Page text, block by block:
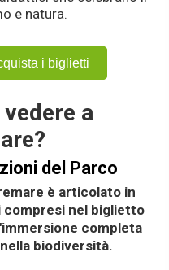
e natura.
i biglietti
a
del Parco
è articolato in
nel biglietto
completa
biodiversità.